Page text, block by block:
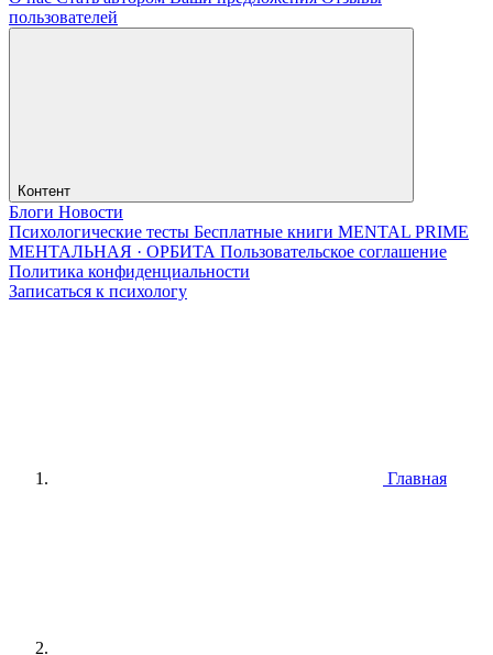
пользователей
Контент
Блоги Новости
Психологические тесты Бесплатные книги MENTAL PRIME
МЕНТАЛЬНАЯ · ОРБИТА Пользовательское соглашение
Политика конфиденциальности
Записаться к психологу
Главная